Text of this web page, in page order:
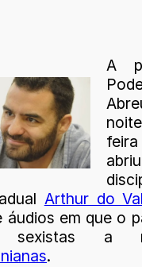
A
feira
Arthur do Val
áudios em que o
sexistas a
.